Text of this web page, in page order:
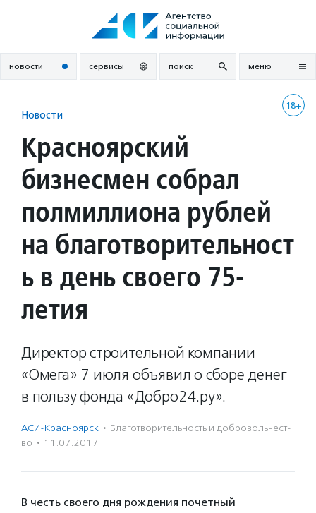
новости сервисы поиск меню
18+
Новости
Красноярский
бизнесмен собрал
полмиллиона рублей
на благотворительност
ь в день своего 75-
летия
Директор строительной компании
«Омега» 7 июля объявил о сборе денег
в пользу фонда «Добро24.ру».
АСИ-Красноярск · Благотвори­тель­ность и доброволь­чест­
во · 11.07.2017
В честь своего дня рождения почетный